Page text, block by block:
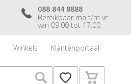
088 844 8888
Bereikbaar ma t/m vr
van 09:00 tot 17:00
Winkels Klantenportaal